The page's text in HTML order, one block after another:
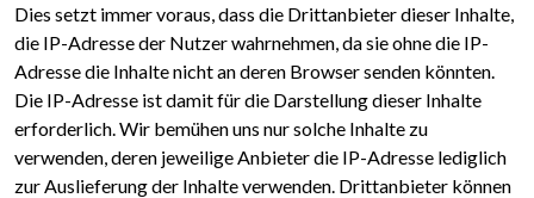
Dies setzt immer voraus, dass die Drittanbieter dieser Inhalte,
die IP-Adresse der Nutzer wahrnehmen, da sie ohne die IP-
Adresse die Inhalte nicht an deren Browser senden könnten.
Die IP-Adresse ist damit für die Darstellung dieser Inhalte
erforderlich. Wir bemühen uns nur solche Inhalte zu
verwenden, deren jeweilige Anbieter die IP-Adresse lediglich
zur Auslieferung der Inhalte verwenden. Drittanbieter können